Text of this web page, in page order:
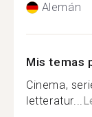
Alemán
Mis temas
Cinema,
letteratur...